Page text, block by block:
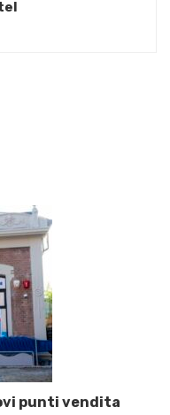
punti vendita